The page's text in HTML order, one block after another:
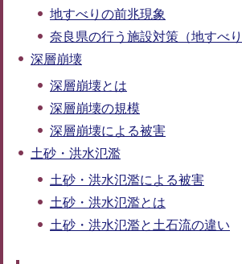
地すべりの前兆現象
奈良県の行う施設対策（地すべり
深層崩壊
深層崩壊とは
深層崩壊の規模
深層崩壊による被害
土砂・洪水氾濫
土砂・洪水氾濫による被害
土砂・洪水氾濫とは
土砂・洪水氾濫と土石流の違い